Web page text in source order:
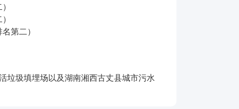
第二）
垃圾填埋场以及湖南湘西古丈县城市污水